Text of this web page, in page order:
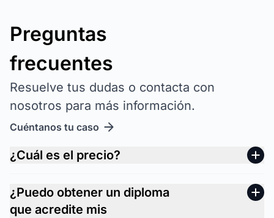
Preguntas
frecuentes
Resuelve tus dudas o contacta con
nosotros para más información.
Cuéntanos tu caso
¿Cuál es el precio?
¿Puedo obtener un diploma
que acredite mis